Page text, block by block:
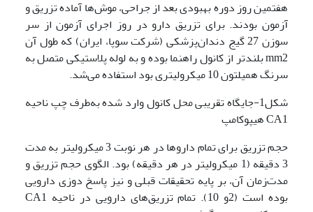
هفتمین روز دوره بهبودی بعد از جراحی، موش‌ها آماده تزریق و
آزمون بودند. برای تزریق دارو در روز اجرای آزمون از سر
سوزن 27 گیج دندان‌پزشکی (شرکت سوپا، ایران) که طول آن
mm2 بلندتر از کانول راهنما بوده و به لوله پلاستیکی متصل به
سرنگ همیلتون 10 میکرولیتری بود استفاده می‌شد.
شکل1-جایگاه تقریبی محل کانول وارد شده به‌طرف چپ ناحیه
CA1 هیپوکامپ
حجم تزریق برای تمام داروها در هر نوبت 3 میکرولیتر به مدت
3 دقیقه (1 میکرولیتر در هر دقیقه) بود. الگوی حجم تزریق و
مدت‌زمان آن، بر پایه تحقیقات قبلی و نیز پاسخ دوزی دارویی
بوده است (2و 10). تمام تزریق‌های دارویی در ناحیه CA1